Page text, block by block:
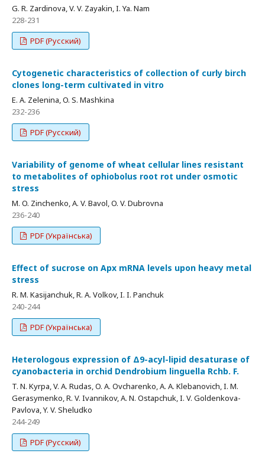
G. R. Zardinova, V. V. Zayakin, I. Ya. Nam
228-231
PDF (Русский)
Cytogenetic characteristics of collection of curly birch
clones long-term cultivated in vitro
E. A. Zelenina, O. S. Mashkina
232-236
PDF (Русский)
Variability of genome of wheat cellular lines resistant
to metabolites of ophiobolus root rot under osmotic
stress
M. O. Zinchenko, A. V. Bavol, O. V. Dubrovna
236-240
PDF (Українська)
Effect of sucrose on Apx mRNA levels upon heavy metal
stress
R. M. Kasijanchuk, R. A. Volkov, I. I. Panchuk
240-244
PDF (Українська)
Heterologous expression of Δ9-acyl-lipid desaturase of
cyanobacteria in orchid Dendrobium linguella Rchb. F.
T. N. Kyrpa, V. A. Rudas, O. A. Ovcharenko, A. A. Klebanovich, I. M.
Gerasymenko, R. V. Ivannikov, A. N. Ostapchuk, I. V. Goldenkova-
Pavlova, Y. V. Sheludko
244-249
PDF (Русский)